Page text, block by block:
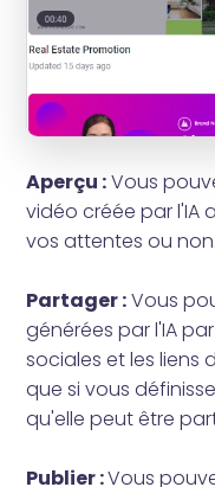
Aperçu :Vous
vidéo créée par l'IA
vos attentes ou non.
Partager :Vous
générées par l'IA
sociales et les liens
que si vous
qu'elle peut être
Publier :Vous